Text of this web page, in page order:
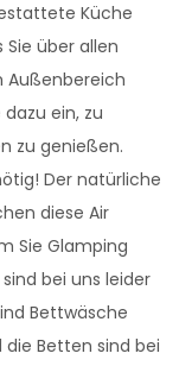
Küche
über allen
Außenbereich
ein, zu
zu genießen.
Der natürliche
diese Air
Sie Glamping
bei uns leider
Bettwäsche
Betten sind bei